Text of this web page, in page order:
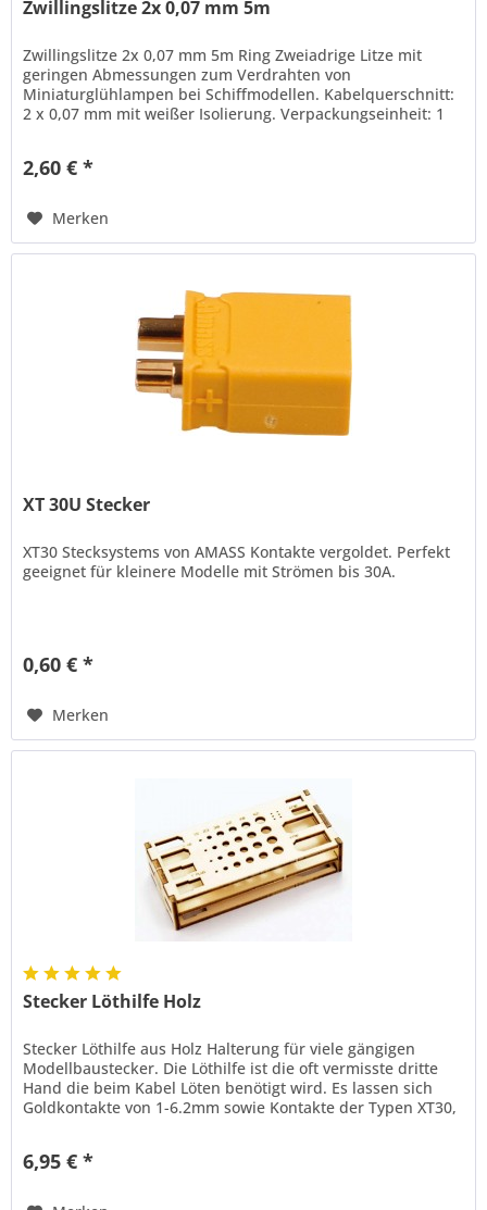
Zwillingslitze 2x 0,07 mm 5m
Zwillingslitze 2x 0,07 mm 5m Ring Zweiadrige Litze mit
geringen Abmessungen zum Verdrahten von
Miniaturglühlampen bei Schiffmodellen. Kabelquerschnitt:
2 x 0,07 mm mit weißer Isolierung. Verpackungseinheit: 1
2,60 € *
Merken
XT 30U Stecker
XT30 Stecksystems von AMASS Kontakte vergoldet. Perfekt
geeignet für kleinere Modelle mit Strömen bis 30A.
0,60 € *
Merken
Stecker Löthilfe Holz
Stecker Löthilfe aus Holz Halterung für viele gängigen
Modellbaustecker. Die Löthilfe ist die oft vermisste dritte
Hand die beim Kabel Löten benötigt wird. Es lassen sich
Goldkontakte von 1-6.2mm sowie Kontakte der Typen XT30,
6,95 € *